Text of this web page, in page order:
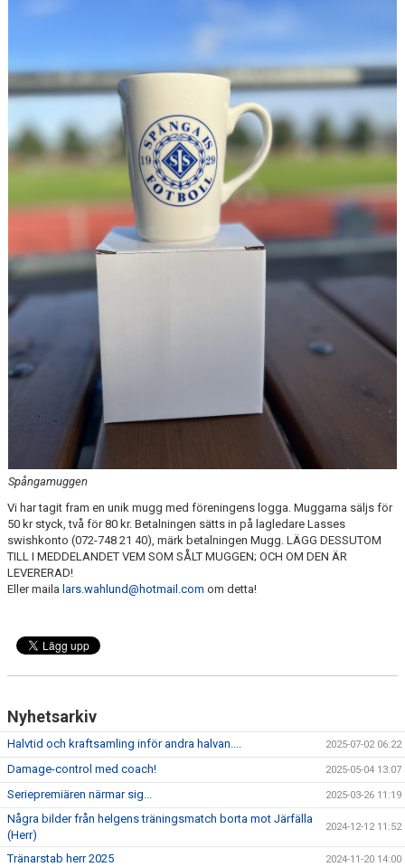
ARKIV 2019-17
DOKUMENT
KONTAKT
Spångamuggen
Vi har tagit fram en unik mugg med föreningens logga. Muggarna säljs för
50 kr styck, två för 80 kr. Betalningen sätts in på lagledare Lasses
swishkonto (072-748 21 40), märk betalningen Mugg. LÄGG DESSUTOM
TILL I MEDDELANDET VEM SOM SÅLT MUGGEN; OCH OM DEN ÄR
LEVERERAD!
Eller maila lars.wahlund@hotmail.com om detta!
Nyhetsarkiv
Halvtid och kraftsamling inför andra halvan.... 2025-07-02 06:22
Damage-control med coach! 2025-05-04 13:07
Seriepremiären närmar sig... 2025-03-26 11:19
Några bilder från helgens träningsmatch borta mot Järfälla
(Herr)
2024-12-12 11:52
Tränarstab herr 2025 2024-11-20 14:00